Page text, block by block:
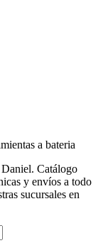
a bateria
Catálogo
y envíos a todo
sucursales en